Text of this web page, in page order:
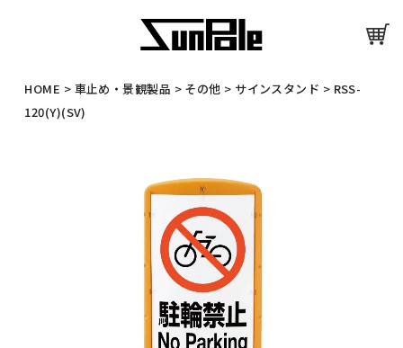
HOME > 車止め・景観製品 > その他 > サインスタンド > RSS-
120(Y)(SV)